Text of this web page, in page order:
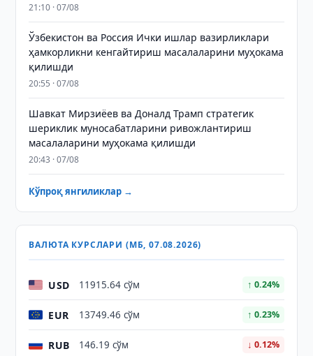
21:10 · 07/08
Ўзбекистон ва Россия Ички ишлар вазирликлари
ҳамкорликни кенгайтириш масалаларини муҳокама
қилишди
20:55 · 07/08
Шавкат Мирзиёев ва Доналд Трамп стратегик
шериклик муносабатларини ривожлантириш
масалаларини муҳокама қилишди
20:43 · 07/08
Кўпроқ янгиликлар →
ВАЛЮТА КУРСЛАРИ (МБ, 07.08.2026)
USD 11915.64 сўм ↑ 0.24%
EUR 13749.46 сўм ↑ 0.23%
RUB 146.19 сўм ↓ 0.12%